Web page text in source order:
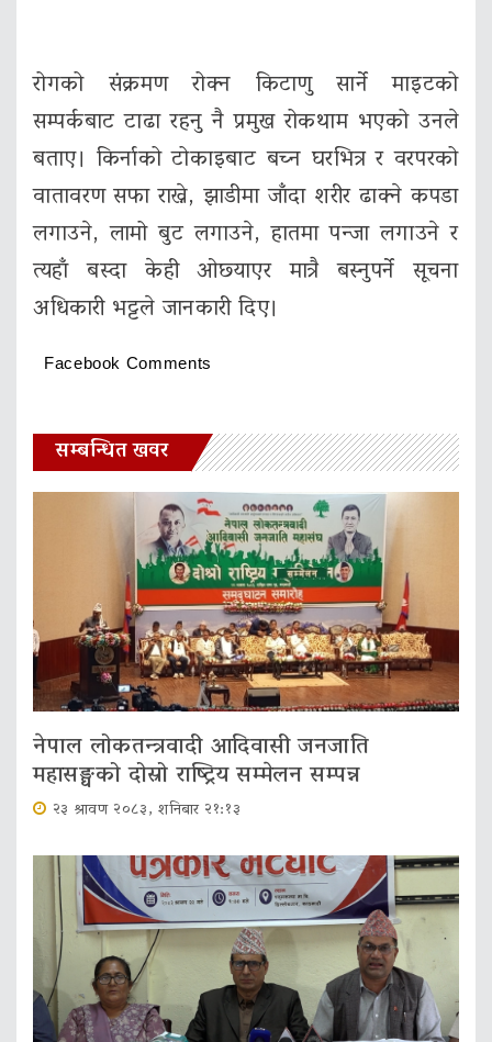
रोगको संक्रमण रोक्न किटाणु सार्ने माइटको
सम्पर्कबाट टाढा रहनु नै प्रमुख रोकथाम भएको उनले
बताए। किर्नाको टोकाइबाट बच्न घरभित्र र वरपरको
वातावरण सफा राख्ने, झाडीमा जाँदा शरीर ढाक्ने कपडा
लगाउने, लामो बुट लगाउने, हातमा पन्जा लगाउने र
त्यहाँ बस्दा केही ओछ्याएर मात्रै बस्नुपर्ने सूचना
अधिकारी भट्टले जानकारी दिए।
Facebook Comments
सम्बन्धित खवर
नेपाल लोकतन्त्रवादी आदिवासी जनजाति
महासङ्घको दोस्रो राष्ट्रिय सम्मेलन सम्पन्न
२३ श्रावण २०८३, शनिबार २१:१३